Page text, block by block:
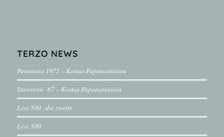
TERZO NEWS
Paroussia 1972 – Kostas Papanastasiou
Stawrossi ´67 – Kostas Papanastasiou
Live 500 , die zweite
Live 500